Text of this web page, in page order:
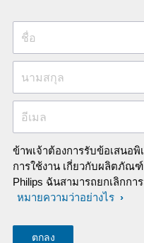
ชื่อ
นามสกุล
อีเมล
ข้าพเจ้าต้องการรับข้อเสนอ
การใช้งาน เกี่ยวกับผลิตภัณ
Philips ฉันสามารถยกเลิกกา
หมายความว่าอย่างไร